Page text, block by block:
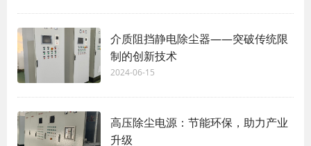
介质阻挡静电除尘器——突破传统限
制的创新技术
2024-06-15
高压除尘电源：节能环保，助力产业
升级